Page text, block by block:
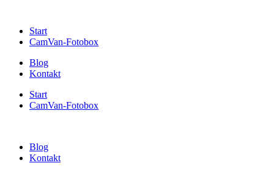
Start
CamVan-Fotobox
Blog
Kontakt
Start
CamVan-Fotobox
Blog
Kontakt